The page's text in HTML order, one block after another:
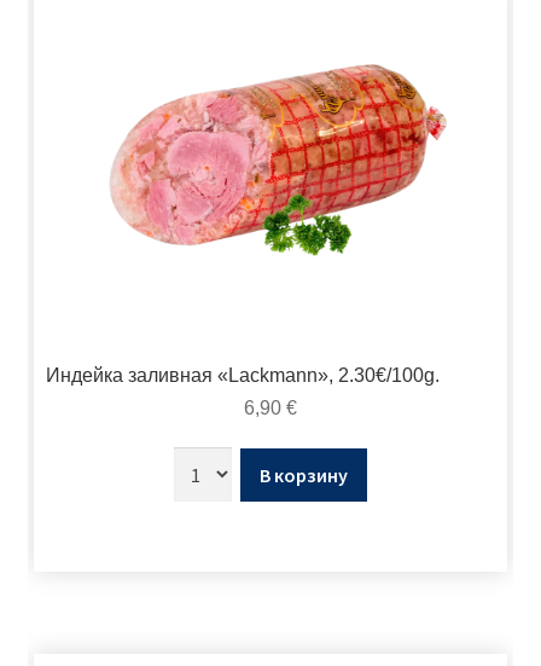
Индейка заливная «Lackmann», 2.30€/100g.
6,90 €
В корзину